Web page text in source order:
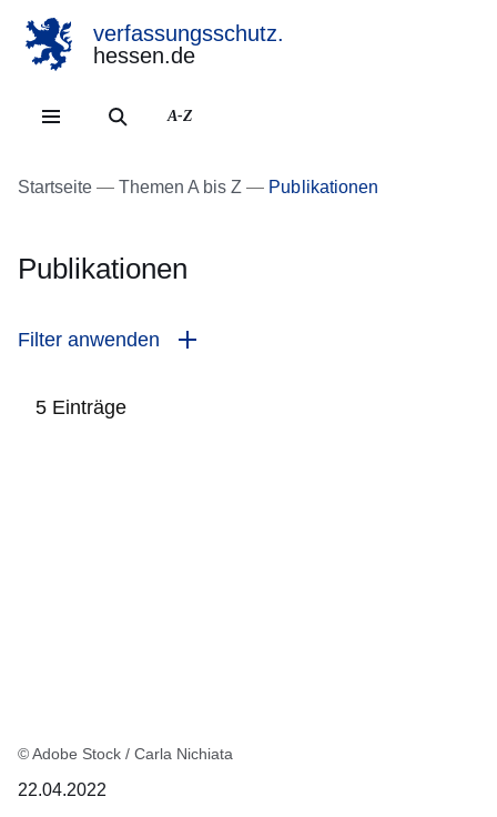
verfassungsschutz.
hessen.de
A-Z
Startseite Themen A bis Z Publikationen
Publikationen
Filter anwenden
5 Einträge
© Adobe Stock / Carla Nichiata
22.04.2022